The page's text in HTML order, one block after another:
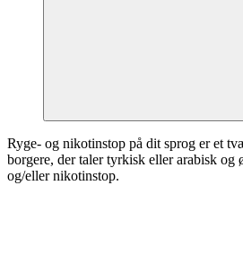
Ryge- og nikotinstop på dit sprog er et
borgere, der taler tyrkisk eller arabisk
og/eller nikotinstop.